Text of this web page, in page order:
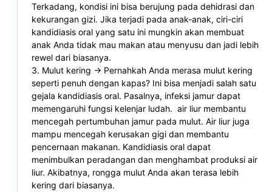
Terkadang, kondisi ini bisa berujung pada dehidrasi dan
kekurangan gizi. Jika terjadi pada anak-anak, ciri-ciri
kandidiasis oral yang satu ini mungkin akan membuat
anak Anda tidak mau makan atau menyusu dan jadi lebih
rewel dari biasanya.
3. Mulut kering -> Pernahkah Anda merasa mulut kering
seperti penuh dengan kapas? Ini bisa menjadi salah satu
gejala kandidiasis oral. Pasalnya, infeksi jamur dapat
memengaruhi fungsi kelenjar ludah.  air liur membantu
mencegah pertumbuhan jamur pada mulut. Air liur juga
mampu mencegah kerusakan gigi dan membantu
pencernaan makanan. Kandidiasis oral dapat
menimbulkan peradangan dan menghambat produksi air
liur. Akibatnya, rongga mulut Anda akan terasa lebih
kering dari biasanya.